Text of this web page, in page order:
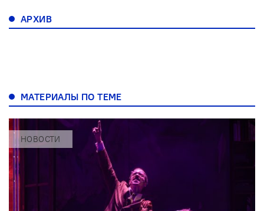
АРХИВ
МАТЕРИАЛЫ ПО ТЕМЕ
НОВОСТИ